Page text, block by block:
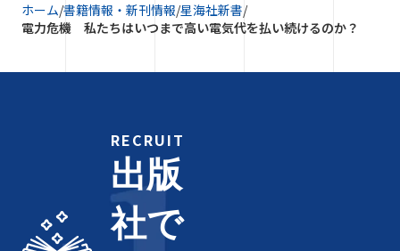
ホーム/書籍情報・新刊情報/星海社新書/
電力危機 私たちはいつまで高い電気代を払い続けるのか？
RECRUIT
出版
社で